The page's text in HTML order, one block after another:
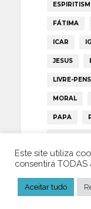
FÁTIMA
ICAR
JESUS
LIVRE-
MORAL
PAPA
PORTUGAL
TRUMP
Este site utiliza
consentirá TODAS
Aceitar tudo